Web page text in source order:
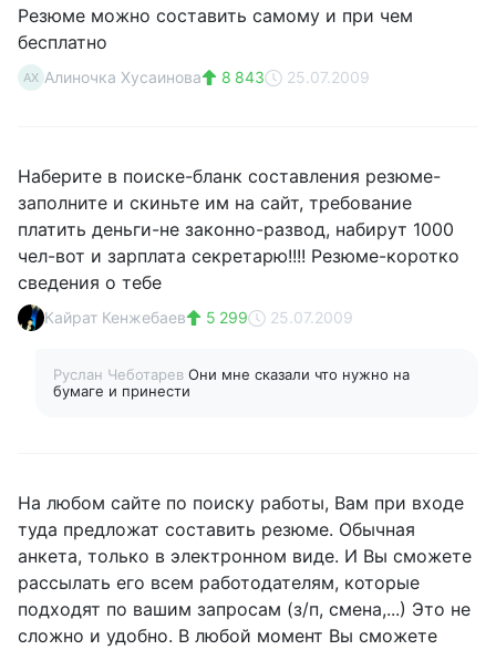
Резюме можно составить самому и при чем
бесплатно
АХ Алиночка Хусаинова 8 843 25.07.2009
Наберите в поиске-бланк составления резюме-
заполните и скиньте им на сайт, требование
платить деньги-не законно-развод, набирут 1000
чел-вот и зарплата секретарю!!!! Резюме-коротко
сведения о тебе
Кайрат Кенжебаев 5 299 25.07.2009
Руслан Чеботарев Они мне сказали что нужно на
бумаге и принести
На любом сайте по поиску работы, Вам при входе
туда предложат составить резюме. Обычная
анкета, только в электронном виде. И Вы сможете
рассылать его всем работодателям, которые
подходят по вашим запросам (з/п, смена,...) Это не
сложно и удобно. В любой момент Вы сможете